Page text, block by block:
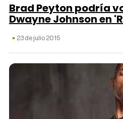
Brad Peyton podría
Dwayne Johnson en
23 de julio 2015